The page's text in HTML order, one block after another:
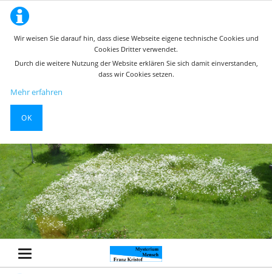
Wir weisen Sie darauf hin, dass diese Webseite eigene technische Cookies und
Cookies Dritter verwendet.
Durch die weitere Nutzung der Website erklären Sie sich damit einverstanden,
dass wir Cookies setzen.
Mehr erfahren
OK